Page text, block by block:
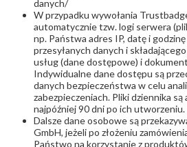
danych/
W przypadku wywołania
automatycznie tzw. logi serwera
np. Państwa adres IP, datę i
przesyłanych danych i
usług (dane dostępowe) i
Indywidualne dane dostępu są
danych bezpieczeństwa w celu
zabezpieczeniach. Pliki dziennika
najpóźniej 90 dni po ich utworzeniu.
Dalsze dane osobowe są
GmbH, jeżeli po złożeniu
Państwo na korzystanie z